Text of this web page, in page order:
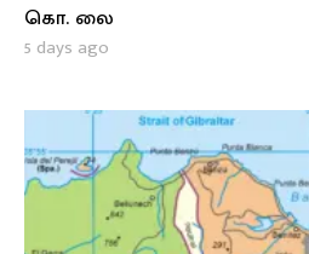
கொ. லை
5 days ago